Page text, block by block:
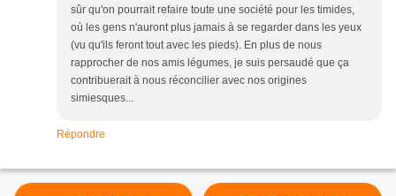
sûr qu'on pourrait refaire toute une société pour les timides,
où les gens n'auront plus jamais à se regarder dans les yeux
(vu qu'ils feront tout avec les pieds). En plus de nous
rapprocher de nos amis légumes, je suis persaudé que ça
contribuerait à nous réconcilier avec nos origines
simiesques...
Répondre